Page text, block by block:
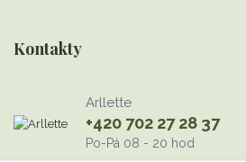
Kontakty
Arllette
+420 702 27 28 37
Po-Pá 08 - 20 hod